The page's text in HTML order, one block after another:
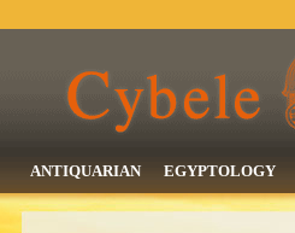
ANTIQUARIAN EGYPTOLOGY